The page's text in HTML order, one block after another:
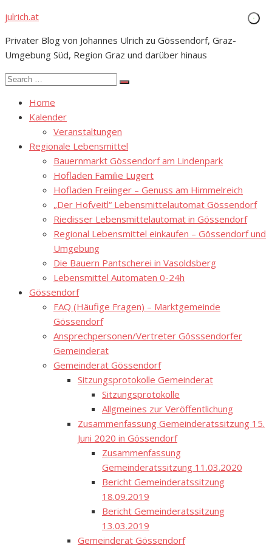
Skip
content
julrich.at
Privater Blog von Johannes Ulrich zu Gössendorf, Graz-
Umgebung Süd, Region Graz und darüber hinaus
Search
Search
Home
Kalender
Veranstaltungen
Regionale Lebensmittel
Bauernmarkt Gössendorf am Lindenpark
Hofladen Familie Lugert
Hofladen Freiinger – Genuss am Himmelreich
„Der Hofveitl“ Lebensmittelautomat Gössendorf
Riedisser Lebensmittelautomat in Gössendorf
Regional Lebensmittel einkaufen – Gössendorf und
Umgebung
Die Bauern Pantscherei in Vasoldsberg
Lebensmittel Automaten 0-24h
Gössendorf
FAQ (Häufige Fragen) – Marktgemeinde
Gössendorf
Ansprechpersonen/Vertreter Gösssendorfer
Gemeinderat
Gemeinderat Gössendorf
Sitzungsprotokolle Gemeinderat
Sitzungsprotokolle
Allgmeines zur Veröffentlichung
Zusammenfassung Gemeinderatssitzung 15.
Juni 2020 in Gössendorf
Zusammenfassung
Gemeinderatssitzung 11.03.2020
Bericht Gemeinderatssitzung
18.09.2019
Bericht Gemeinderatssitzung
13.03.2019
Gemeinderat Gössendorf